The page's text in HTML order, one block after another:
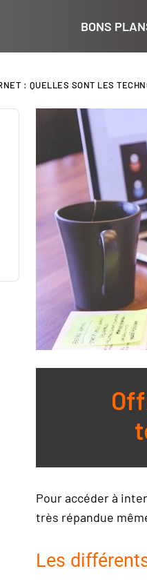
BONS
: QUELLES SONT LES
Pour accéder à
très répandue
Les